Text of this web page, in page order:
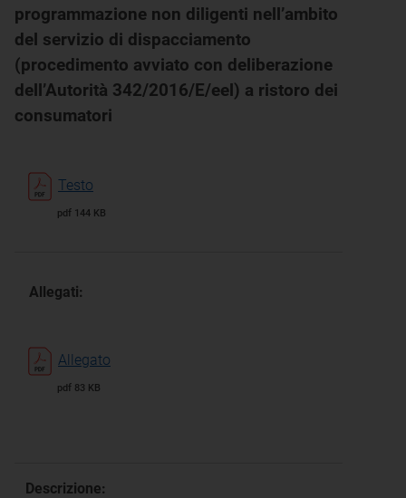
programmazione non diligenti nell’ambito
del servizio di dispacciamento
(procedimento avviato con deliberazione
dell’Autorità 342/2016/E/eel) a ristoro dei
consumatori
Testo
pdf 144 KB
Allegati:
Allegato
pdf 83 KB
Descrizione: